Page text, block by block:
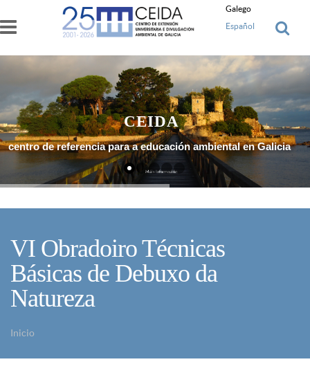
Ir o contido principal
Galego
Español
centro de referencia para a educación ambiental en Galicia
Máis Información
CEIDA
VI Obradoiro Técnicas
Básicas de Debuxo da
Natureza
Inicio